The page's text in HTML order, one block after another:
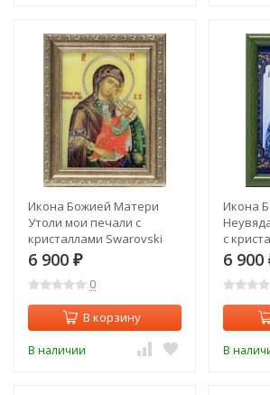
Икона Божией Матери
Утоли мои печали с
кристаллами Swarovski
(1616)
6 900 ₽
0
В корзину
В наличии
Икона
с
(1615)
6 900
В